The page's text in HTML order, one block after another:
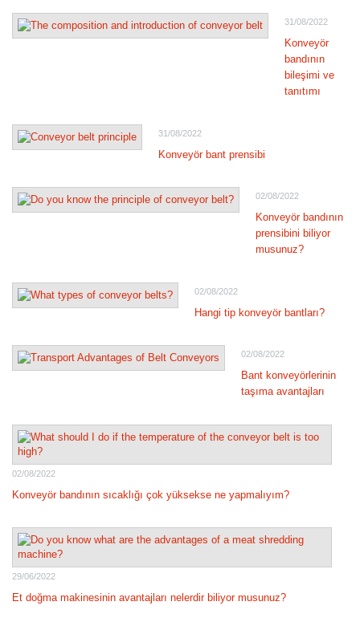
31/08/2022
Konveyör
bandının
bileşimi ve
tanıtımı
31/08/2022
Konveyör bant prensibi
02/08/2022
Konveyör bandının
prensibini biliyor
musunuz?
02/08/2022
Hangi tip konveyör bantları?
02/08/2022
Bant konveyörlerinin
taşıma avantajları
02/08/2022
Konveyör bandının sıcaklığı çok yüksekse ne yapmalıyım?
29/06/2022
Et doğma makinesinin avantajları nelerdir biliyor musunuz?